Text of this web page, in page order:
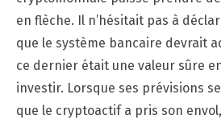
en flèche. Il n’hésitait pas à
que le système bancaire devrait
ce dernier était une valeur sûre
investir. Lorsque ses prévisions
que le cryptoactif a pris son